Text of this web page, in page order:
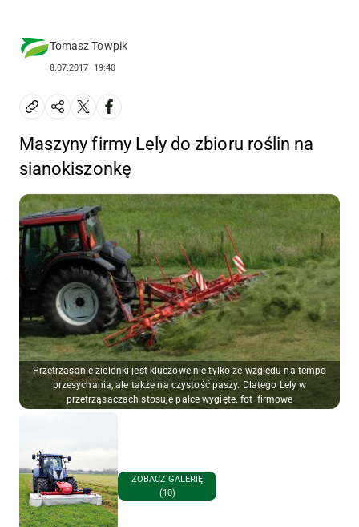
Tomasz Towpik
8.07.2017 19:40
Maszyny firmy Lely do zbioru roślin na
sianokiszonkę
Przetrząsanie zielonki jest kluczowe nie tylko ze względu na tempo
przesychania, ale także na czystość paszy. Dlatego Lely w
przetrząsaczach stosuje palce wygięte. fot_firmowe
ZOBACZ GALERIĘ
(10)